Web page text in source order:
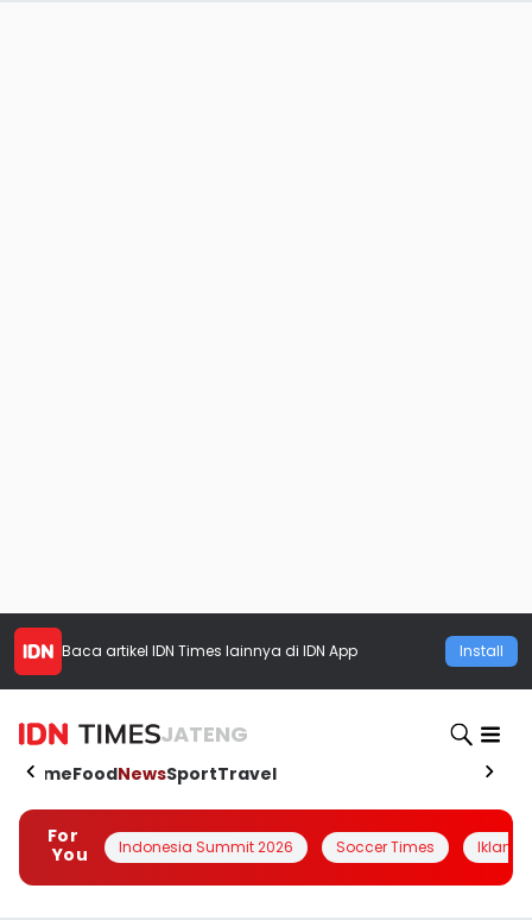
Baca artikel IDN Times lainnya di IDN App Install
JATENG
HomeFoodNewsSportTravel
For
You
Indonesia Summit 2026 Soccer Times Iklanin